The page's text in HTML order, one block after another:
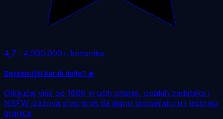
4,7 · 4.000.000+ korisnika
Spremni ići korak dalje? 🔥
Otključaj više od 1609 vrućih pitanja, opakih zadataka i
NSFW izazova stvorenih da dignu temperaturu i testiraju
granice